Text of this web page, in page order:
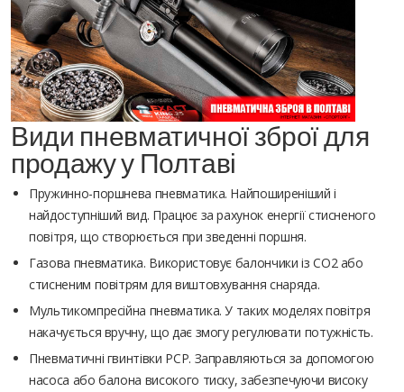
Види пневматичної зброї для
продажу у Полтаві
Пружинно-поршнева пневматика. Найпоширеніший і
найдоступніший вид. Працює за рахунок енергії стисненого
повітря, що створюється при зведенні поршня.
Газова пневматика. Використовує балончики із CO2 або
стисненим повітрям для виштовхування снаряда.
Мультикомпресійна пневматика. У таких моделях повітря
накачується вручну, що дає змогу регулювати потужність.
Пневматичні гвинтівки PCP. Заправляються за допомогою
насоса або балона високого тиску, забезпечуючи високу